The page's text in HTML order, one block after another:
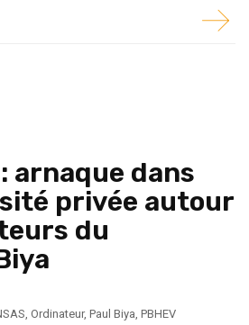
arnaque dans
privée autour
du
, Ordinateur, Paul Biya, PBHEV